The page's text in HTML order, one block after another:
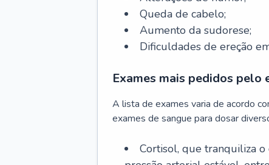
Queda de cabelo;
Aumento da sudorese;
Dificuldades de ereção
Exames mais pedidos
A lista de exames varia de acordo
exames de sangue para dosar
Cortisol, que tranquiliza